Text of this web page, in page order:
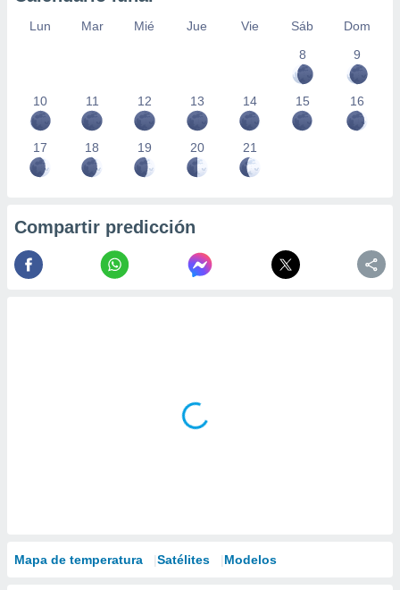
Lun Mar Mié Jue Vie Sáb
Dom
8
9
10 11 12 13 14 15 16
17 18 19 20 21
Compartir predicción
Mapa de temperatura Satélites Modelos